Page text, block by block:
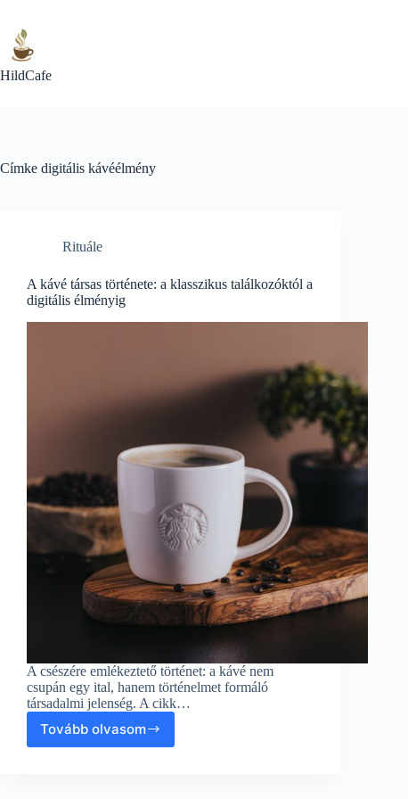
content
HildCafe
Címke digitális kávéélmény
Rituále
A kávé társas története: a klasszikus találkozóktól a
digitális élményig
A csészére emlékeztető történet: a kávé nem
csupán egy ital, hanem történelmet formáló
társadalmi jelenség. A cikk…
Tovább olvasom
A